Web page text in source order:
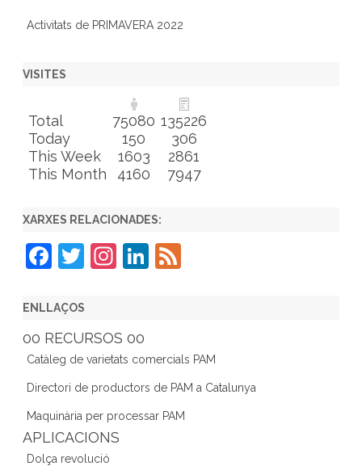
Activitats de PRIMAVERA 2022
VISITES
Total 75080 135226
Today
150
306
This Week
1603
2861
This Month
4160 7947
XARXES RELACIONADES:
F
c
e
b
o
o
k
T
er
In
gr
a
m
Li
dI
n
ENLLAÇOS
00 RECURSOS 00
Catàleg de varietats comercials PAM
Directori de productors de PAM a Catalunya
Maquinària per processar PAM
APLICACIONS
Dolça revolució